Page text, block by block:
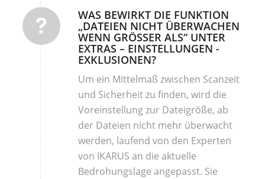
WAS BEWIRKT DIE FUNKTION
„DATEIEN NICHT ÜBERWACHEN
WENN GRÖSSER ALS“ UNTER E
XTRAS – EINSTELLUNGEN - E
XKLUSIONEN?
Um ein Mittelmaß zwischen Scanzeit
und Sicherheit zu finden, wird die
Voreinstellung zur Dateigröße, ab
der Dateien nicht mehr überwacht
werden, laufend von den Experten
von IKARUS an die aktuelle
Bedrohungslage angepasst. Sie